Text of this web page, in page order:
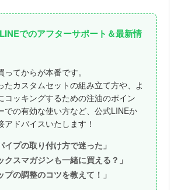
でのアフターサポート＆最新情
ってからが本番です。
たカスタムセットの組み立て方や、よ
コッキングするための注油のポイン
での有効な使い方など、公式LINEか
アドバイスいたします！
イプの取り付け方で迷った」
クスマガジンも一緒に買える？」
プの調整のコツを教えて！」